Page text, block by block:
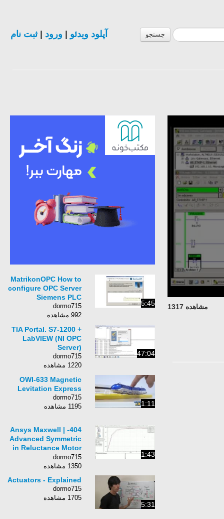
جستجو آپلود ویدئو ورود |ثبت نام
مشاهده 1317 5:45
MatrikonOPC How to
configure OPC Server
Siemens PLC
dormo715
992 مشاهده
47:04
TIA Portal. S7-1200 +
LabVIEW (NI OPC
Server)
dormo715
1220 مشاهده
1:11
OWI-633 Magnetic
Levitation Express
dormo715
1195 مشاهده
1:43
404- Ansys Maxwell |
Advanced Symmetric
in Reluctance Motor
[2/2]
dormo715
1350 مشاهده
5:31
Actuators - Explained
dormo715
1705 مشاهده